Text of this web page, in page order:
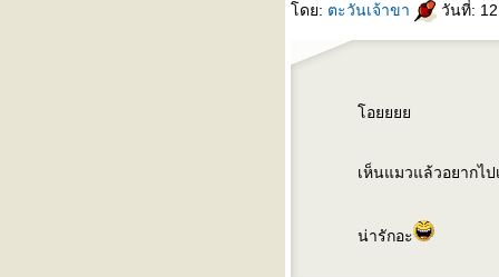
ดย: ตะวันเจ้าขา วันที่:
อ
เห็นแมวแล้วอยากไ
น่ารักอะ